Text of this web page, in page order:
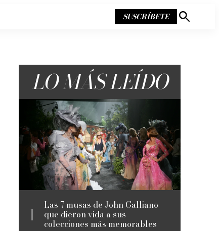
SUSCRÍBETE
Mostrar
LO MÁS LEÍDO
Las 7 musas de John Galliano
que dieron vida a sus
colecciones más memorables